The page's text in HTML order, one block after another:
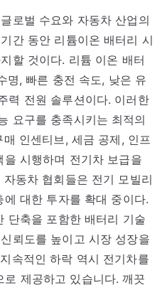
로벌 수요와 자동차 산업의
간 동안 리튬이온 배터리 시
할 것이다. 리튬 이온 배터
명, 빠른 충전 속도, 낮은 유
력 전원 솔루션이다. 이러한
요구를 충족시키는 최적의
인센티브, 세금 공제, 인프
시행하며 전기차 보급을
동차 협회들은 전기 모빌리
대한 투자를 확대 중이다.
단축을 포함한 배터리 기술
뢰도를 높이고 시장 성장을
속적인 하락 역시 전기차를
제공하고 있습니다. 깨끗